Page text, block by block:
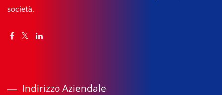
società.
Indirizzo Aziendale